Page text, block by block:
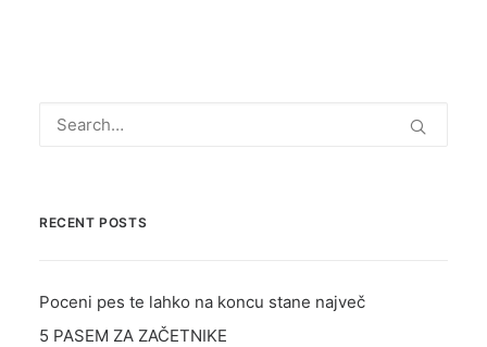
RECENT POSTS
Poceni pes te lahko na koncu stane največ
5 PASEM ZA ZAČETNIKE